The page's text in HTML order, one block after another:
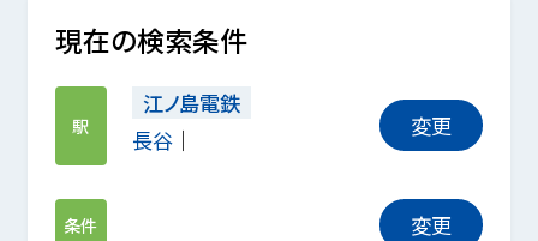
現在の検索条件
駅
江ノ島電鉄
長谷
変更
条件 変更